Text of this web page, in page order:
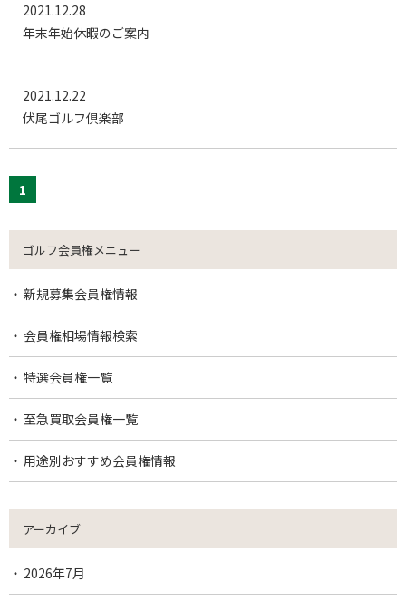
2021.12.28
年末年始休暇のご案内
2021.12.22
伏尾ゴルフ倶楽部
1
ゴルフ会員権メニュー
新規募集会員権情報
会員権相場情報検索
特選会員権一覧
至急買取会員権一覧
用途別おすすめ会員権情報
アーカイブ
2026年7月